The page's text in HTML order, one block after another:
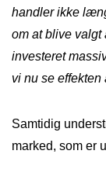
handler ikke
om at blive valgt
investeret
vi nu se effekten
Samtidig
marked, som er